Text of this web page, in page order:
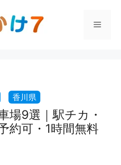
メ
場9選｜駅チカ・
約可・1時間無料